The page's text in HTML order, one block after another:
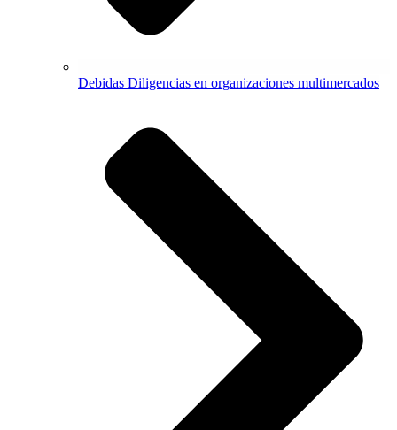
Debidas Diligencias en organizaciones multimercados